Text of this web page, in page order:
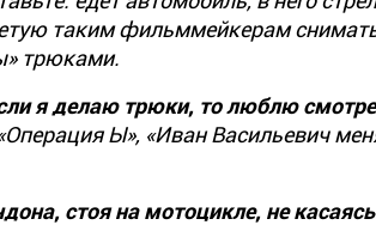
таким фильммейкерам
трюками.
я делаю трюки, то люблю
Ы», «Иван Васильевич
стоя на мотоцикле, не